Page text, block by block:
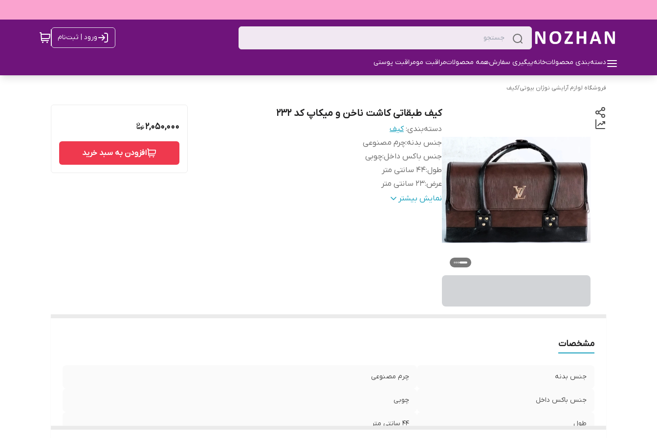
ورود | ثبت‌نام
دسته‌بندی محصولاتخانهپیگیری سفارشهمه محصولاتمراقبت مومراقبت پوستی
فروشگاه لوازم آرایشی نوژان بیوتی/کیف
کیف طبقاتی کاشت ناخن و میکاپ کد 232
دسته‌بندی:کیف
جنس بدنه:چرم مصنوعی
جنس باکس داخل:چوبی
طول:44 سانتی متر
عرض:23 سانتی متر
ارتفاع 24 سانتی متر
نمایش بیشتر
2,050,000
افزودن به سبد خرید
مشخصات
جنس بدنه چرم مصنوعی
جنس باکس داخل چوبی
طول 44 سانتی متر